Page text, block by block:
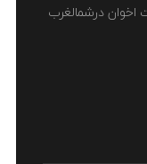
درشمالغرب